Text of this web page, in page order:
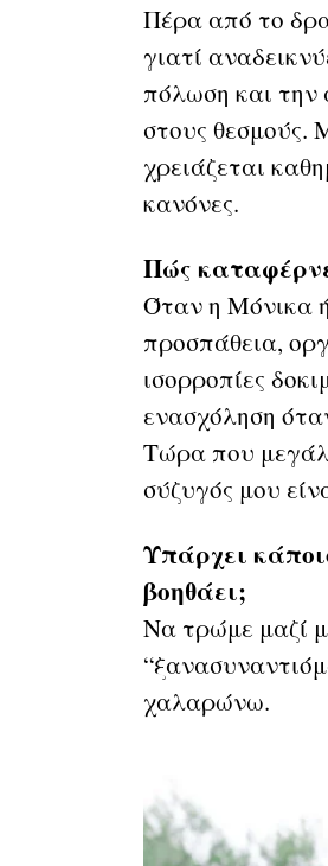
Πέρα από το
γιατί
πόλωση και την
στους θεσμούς.
χρειάζεται
κανόνες.
Πώς
Όταν η Μόνικα
προσπάθεια,
ισορροπίες
ενασχόληση
Τώρα που
σύζυγός μου
Υπάρχει
βοηθάει;
Να τρώμε μαζί
χαλαρώνω.